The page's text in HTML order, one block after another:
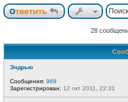
Ответить
28
Эндрью
Сообщения: 968
Зарегистрирован: 12 окт 2011, 22:31